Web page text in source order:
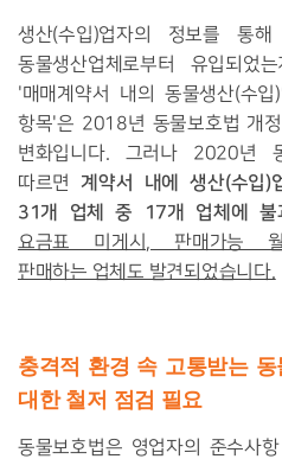
생산(수입)업자의 정보를 통
동물생산업체로부터 유입되
'매매계약서 내의 동물생산(수
항목'은 2018년 동물보호법 개
변화입니다. 그러나 2020년
따르면 계약서 내에 생산(수입)
31개 업체 중 17개 업체에 불
요금표 미게시, 판매가능
판매하는 업체도 발견되었습니다.
충격적 환경 속 고통받는 동
대한 철저 점검 필요
동물보호법은 영업자의 준수사